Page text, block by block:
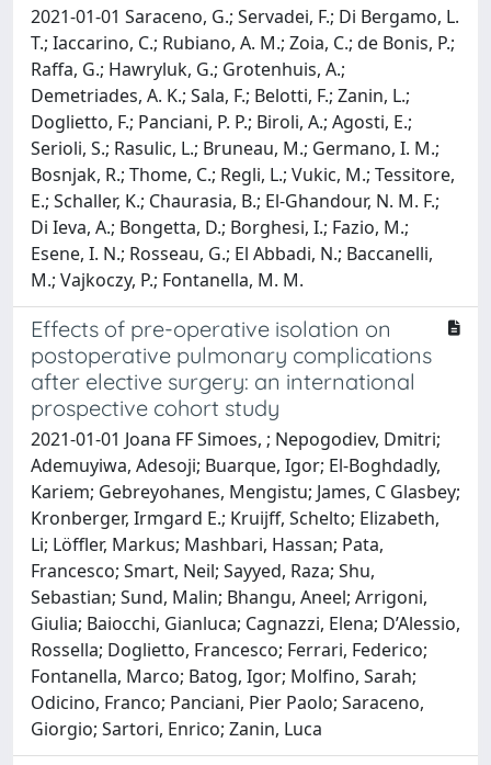
2021-01-01 Saraceno, G.; Servadei, F.; Di Bergamo, L.
T.; Iaccarino, C.; Rubiano, A. M.; Zoia, C.; de Bonis, P.;
Raffa, G.; Hawryluk, G.; Grotenhuis, A.;
Demetriades, A. K.; Sala, F.; Belotti, F.; Zanin, L.;
Doglietto, F.; Panciani, P. P.; Biroli, A.; Agosti, E.;
Serioli, S.; Rasulic, L.; Bruneau, M.; Germano, I. M.;
Bosnjak, R.; Thome, C.; Regli, L.; Vukic, M.; Tessitore,
E.; Schaller, K.; Chaurasia, B.; El-Ghandour, N. M. F.;
Di Ieva, A.; Bongetta, D.; Borghesi, I.; Fazio, M.;
Esene, I. N.; Rosseau, G.; El Abbadi, N.; Baccanelli,
M.; Vajkoczy, P.; Fontanella, M. M.
Effects of pre-operative isolation on
postoperative pulmonary complications
after elective surgery: an international
prospective cohort study
2021-01-01 Joana FF Simoes, ; Nepogodiev, Dmitri;
Ademuyiwa, Adesoji; Buarque, Igor; El-Boghdadly,
Kariem; Gebreyohanes, Mengistu; James, C Glasbey;
Kronberger, Irmgard E.; Kruijff, Schelto; Elizabeth,
Li; Löffler, Markus; Mashbari, Hassan; Pata,
Francesco; Smart, Neil; Sayyed, Raza; Shu,
Sebastian; Sund, Malin; Bhangu, Aneel; Arrigoni,
Giulia; Baiocchi, Gianluca; Cagnazzi, Elena; D’Alessio,
Rossella; Doglietto, Francesco; Ferrari, Federico;
Fontanella, Marco; Batog, Igor; Molfino, Sarah;
Odicino, Franco; Panciani, Pier Paolo; Saraceno,
Giorgio; Sartori, Enrico; Zanin, Luca